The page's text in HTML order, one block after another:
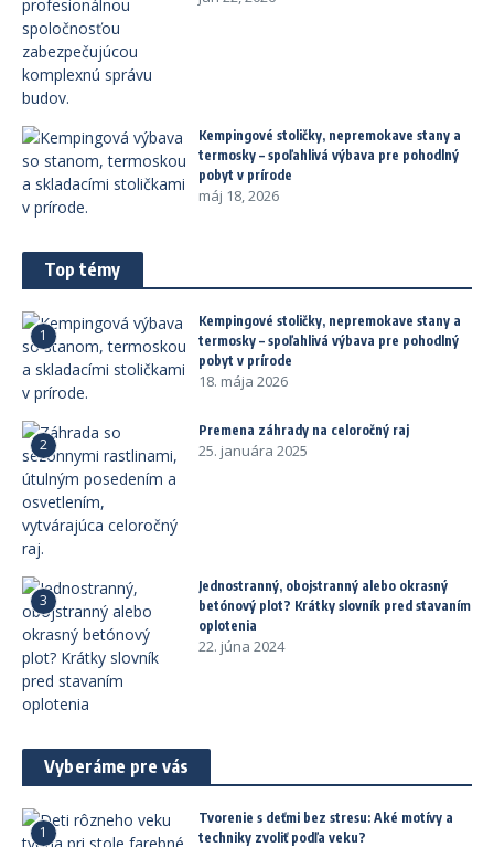
Kempingové stoličky, nepremokave stany a
termosky – spoľahlivá výbava pre pohodlný
pobyt v prírode
máj 18, 2026
Top témy
1
Kempingové stoličky, nepremokave stany a
termosky – spoľahlivá výbava pre pohodlný
pobyt v prírode
18. mája 2026
2
Premena záhrady na celoročný raj
25. januára 2025
3
Jednostranný, obojstranný alebo okrasný
betónový plot? Krátky slovník pred stavaním
oplotenia
22. júna 2024
Vyberáme pre vás
1
Tvorenie s deťmi bez stresu: Aké motívy a
techniky zvoliť podľa veku?